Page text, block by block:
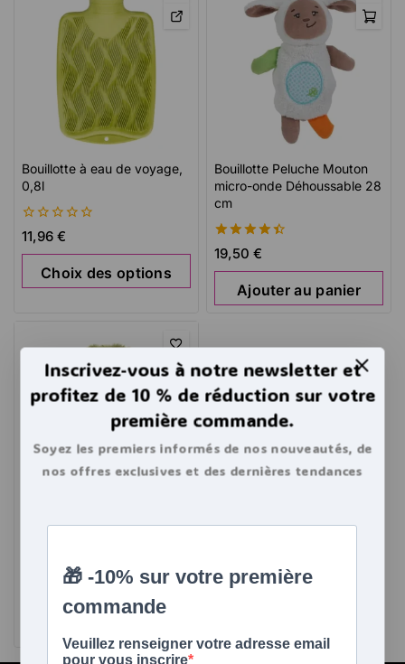
Bouillotte à eau de voyage,
0,8l
0
de
5
11,96 €
Choix des options
Bouillotte Peluche Mouton
micro-onde Déhoussable 28
cm
4.53
de 5
19,50 €
Ajouter au panier
€
Inscrivez-vous à notre newsletter et
profitez de 10 % de réduction sur votre
première commande.
Soyez les premiers informés de nos nouveautés, de
nos offres exclusives et des dernières tendances